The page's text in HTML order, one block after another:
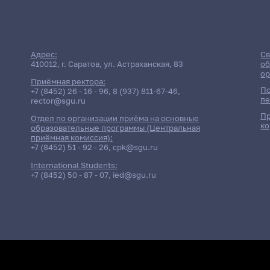
Дата
16 мая 2025 г. 9:00
Адрес:
410012, г. Саратов, ул. Астраханская, 83
Приёмная ректора:
+7 (8452) 26 - 16 - 96, 8 (937) 811-67-46,
rector@sgu.ru
Отдел по организации приёма на основные
образовательные программы (Центральная
приёмная комиссия):
+7 (8452) 51 - 92 - 26, cpk@sgu.ru
International Students:
+7 (8452) 50 - 87 - 07, ied@sgu.ru